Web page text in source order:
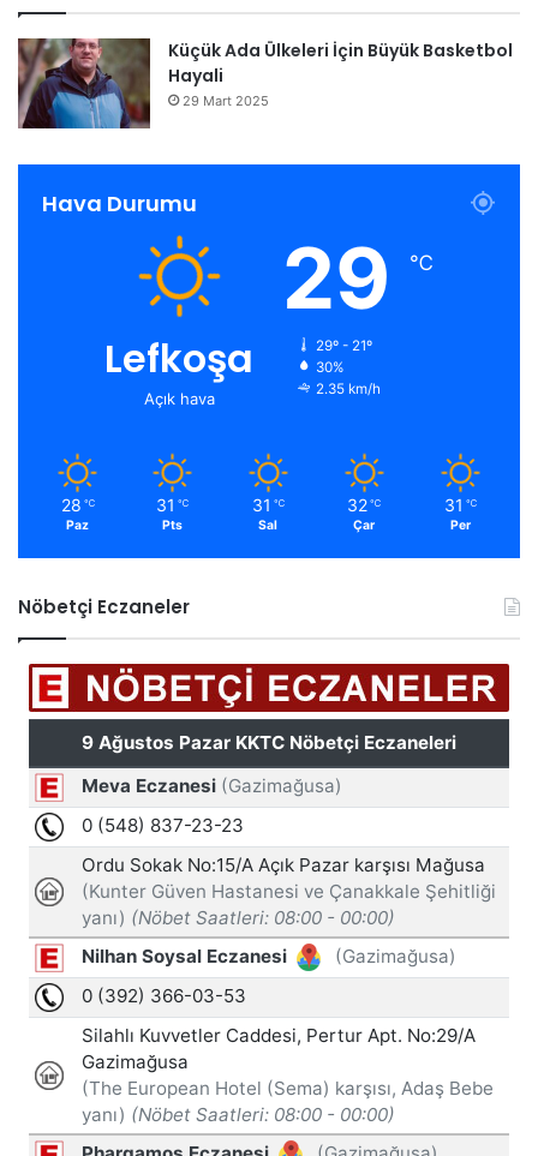
Küçük Ada Ülkeleri İçin Büyük Basketbol
Hayali
29 Mart 2025
Hava Durumu
Lefkoşa
Açık hava
29 ℃
29º - 21º
30%
2.35 km/h
28 ℃
Paz
31 ℃
Pts
31 ℃
Sal
32 ℃
Çar
31 ℃
Per
Nöbetçi Eczaneler